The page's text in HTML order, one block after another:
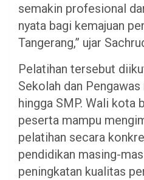
semakin profesional
nyata bagi kemajuan
Tangerang,” ujar
Pelatihan tersebut
Sekolah dan
hingga SMP. Wali kota
peserta mampu
pelatihan secara
pendidikan masing-
peningkatan kualitas